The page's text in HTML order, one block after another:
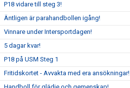
P18 vidare till steg 3!
Äntligen är parahandbollen igång!
Vinnare under Intersportdagen!
5 dagar kvar!
P18 på USM Steg 1
Fritidskortet - Avvakta med era ansökningar!